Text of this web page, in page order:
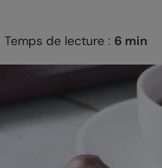
Temps de lecture : 6 min